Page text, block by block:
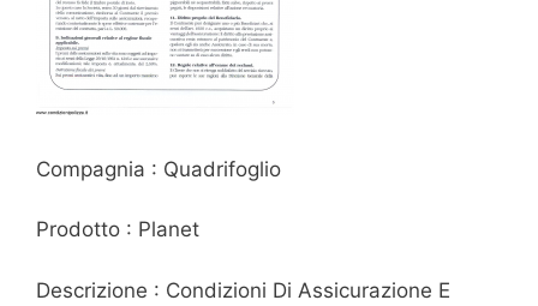
Compagnia : Quadrifoglio
Prodotto : Planet
Descrizione : Condizioni Di Assicurazione E